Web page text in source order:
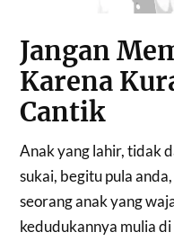
Jangan
Karena
Cantik
Anak yang lahir, tidak
sukai, begitu pula
seorang anak yang
kedudukannya mulia di